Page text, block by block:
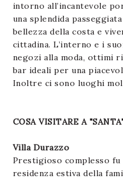
intorno all’incantevole
una splendida
bellezza della costa e
cittadina. L’interno e i
negozi alla moda, ottimi
bar ideali per una
Inoltre ci sono luoghi
COSA VISITARE A
Villa Durazzo
Prestigioso complesso fu
residenza estiva della